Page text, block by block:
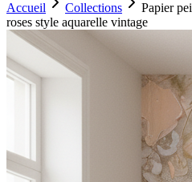
Accueil Collections
Papier
roses style aquarelle vintage